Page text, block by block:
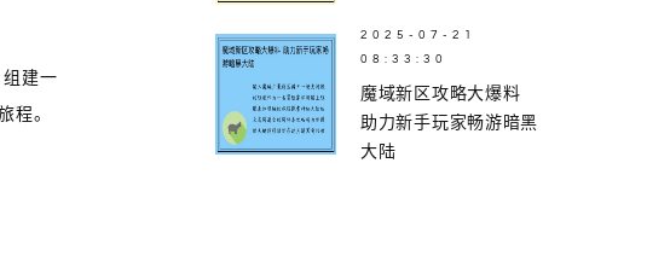
建一
程。
2025-07-21
08:33:30
魔域新区攻略大爆料
助力新手玩家畅游暗黑
大陆